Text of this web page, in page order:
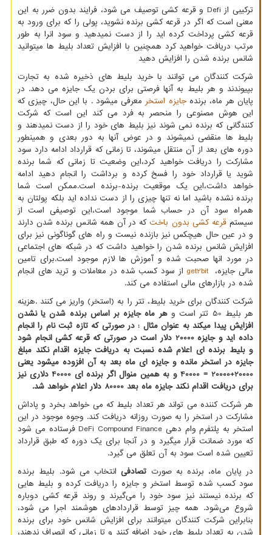
ترکیبی از Defi و قرعه کشی توصیف می شود، فرایند بدون ضرر به این
معنی است که اگر در قرعه کشی برنده نشوید، پولی را که برای ورود به
قرعه کشی پرداخت کرده اید را از دست نمیدهید و سود انرا به طور
مرتب دریافت خواهید کرد همچنین با افزایش تعداد بلیط ها میتوانید
شانس برنده شدن را افزایش دهید
شرکت کنندگان می توانند با خرید بلیط های ذخیره شده به تجارت
بپیوندند و هر بلیط به آنها فرصتی برای بردن یک جایزه می دهد. در
پایان هر ماه، برندهجایزه استخر معرفی میشود . با این حال، چیزی که
این هوش مصنوعی را منحصر به فرد می کند این است که شرکت
کنندگانی که برنده نمی شوند نیز بلیط های خود را از دست نمیدهند و
بلیط ها منقضی نمیشوند و در عوض آنها به دور بعدی و همینطور
دوره های بعد از آن منتقل میشوند، تا زمانی که قرارداد ادامه دارد سود
مشارکت را دریافت خواهید کرد،این وضعیت تا زمانی که شما برنده
شوید یا قرارداد خود را فسخ کرده و برداشت را انجام دهید ادامه
خواهد داشت،این یک موقعیت برنده-برنده است.ممکن است شما
برنده نشده باشید اما نه تنها چیزی را از دست نداده اید بلکه پولتان به
همراه سود آن در حساب شما موجود است،این توصیفی است از
سیستمقرعه کشی بدون باختکه در آن همه شانس برنده شدن دارند
و در عین حال هیچکس نیز بازنده نیست و راه های گوناگونی نیز برای
افزایش شانس برنده شدن را خواهید داشت که در شبکه های اجتماعی
در مورد انها صحبت شده و آموزش ها لازم موجود است.برای تامین
مالی جایزه، get2bit از سود کسب شده در معاملات و ترید های انجام
شده در بازارهای مالی استفاده می کند.
شرکت کنندگان برای خرید بلیط، تتر را به (استخر) واریز می کنند .هزینه
هر بلیط 50 تتر است و
هر ماه جایزه بر اساس برنده شدن یا نشدن
افزایش پیدا میکند به عنوان مثال : در صورتی که تازه ثبت نام را انجام
داده اید و جایزه 20000 دلار است در صورتی که قرعه کشی انجام شود
و بلیط برنده ای اعلام شده نسبت به دریافت جایزه اقدام نکند مبلغ
جایزه در استخر مانده و جایزه ای ماه بعد به آن افزوده میشود یعنی
20000+20000 = 40000 و به همین منوال اگر برنده ای 40000 دلاری نیز
برای دریافت اقدام نکند جایزه ماه بعد 80000 دلار اعلام خواهد شد.
هر شرکت کننده می تواند هر تعداد بلیط که می خواهد بخرد و پاداش
مشارکت در استخر را به صورت روزانه دریافت کند. وجوه موجود در این
استخر به پلتفرم وام دهی DeFi Compound Financeفرستاده می شود
که مورد ضمانت قرار میگیرد و در آنجا برای یک دوره که طبق قرارداد
تعیین شده است سود به آن تعلق می گیرد.
در پایان ماه، برنده به صورت تصادفی انتخاب می شود. بلیط برنده
سود کسب شده توسط استخر و جایزه را دریافت کرده و بلیط هایی
که برنده نیستند نیز سود خود را می‌گیرند و روند قرعه کشی دوباره
شروع می‌شود. همه چیز توسط قراردادهای هوشمند اجرا می شود،
بنابراین شرکت کنندگان میتوانند برای افزایش شانس خود برای برنده
شدن به تعداد بلیط های خود اضافه کنند و تا زمانی که انصراف ندهند،